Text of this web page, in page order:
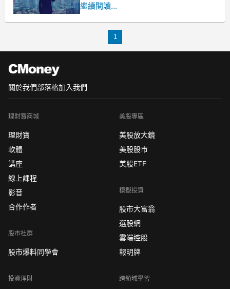
當時立法院在4/11三讀通過《證券交易
繼續閱讀...
1
關於我們部落格加入我們
理財寶商城
理財寶
軟體
講座
線上課程
影音
合作作者
股市社群
股市爆料同學會
投資理財
美股專區
美股放大鏡
美股股市
美股ETF
模擬投資
股市大富翁
選股網
雲端控股
報明牌
跨領域學習